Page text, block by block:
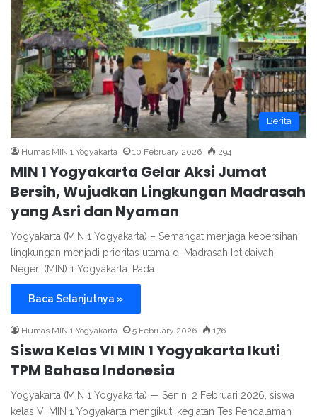
Berita
Humas MIN 1 Yogyakarta 10 February 2026 294
MIN 1 Yogyakarta Gelar Aksi Jumat
Bersih, Wujudkan Lingkungan Madrasah
yang Asri dan Nyaman
Yogyakarta (MIN 1 Yogyakarta) – Semangat menjaga kebersihan
lingkungan menjadi prioritas utama di Madrasah Ibtidaiyah
Negeri (MIN) 1 Yogyakarta. Pada…
Baca Selanjutnya »
Humas MIN 1 Yogyakarta 5 February 2026 176
Siswa Kelas VI MIN 1 Yogyakarta Ikuti
TPM Bahasa Indonesia
Yogyakarta (MIN 1 Yogyakarta) — Senin, 2 Februari 2026, siswa
kelas VI MIN 1 Yogyakarta mengikuti kegiatan Tes Pendalaman